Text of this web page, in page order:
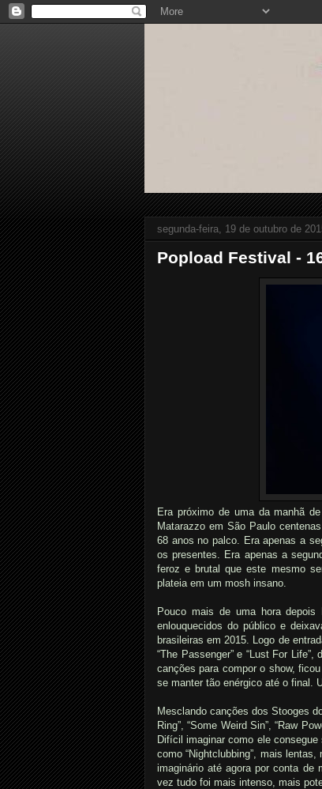
segunda-feira, 19 de outubro de
Popload Festival -
Era próximo de uma da manhã
Matarazzo em São Paulo
68 anos no palco. Era apenas a
os presentes. Era apenas a
feroz e brutal que este mesmo
plateia em um mosh insano.
Pouco mais de uma hora
enlouquecidos do público e
brasileiras em 2015. Logo de
“The Passenger” e “Lust For
canções para compor o show,
se manter tão enérgico até o final.
Mesclando canções dos Stooges
Ring”, “Some Weird Sin”, “Raw
Difícil imaginar como ele
como “Nightclubbing”, mais
imaginário até agora por conta
vez tudo foi mais intenso, mais